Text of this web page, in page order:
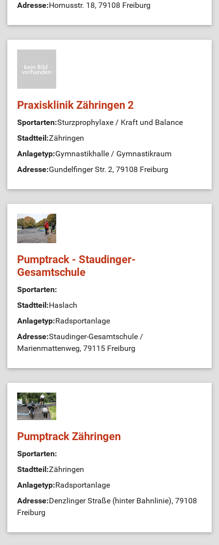
Adresse:Hornusstr. 18, 79108 Freiburg
Praxisklinik Zähringen 2
Sportarten:Sturzprophylaxe / Kraft und Balance
Stadtteil:Zähringen
Anlagetyp:Gymnastikhalle / Gymnastikraum
Adresse:Gundelfinger Str. 2, 79108 Freiburg
Pumptrack - Staudinger-
Gesamtschule
Sportarten:
Stadtteil:Haslach
Anlagetyp:Radsportanlage
Adresse:Staudinger-Gesamtschule /
Marienmattenweg, 79115 Freiburg
Pumptrack Zähringen
Sportarten:
Stadtteil:Zähringen
Anlagetyp:Radsportanlage
Adresse:Denzlinger Straße (hinter Bahnlinie), 79108
Freiburg